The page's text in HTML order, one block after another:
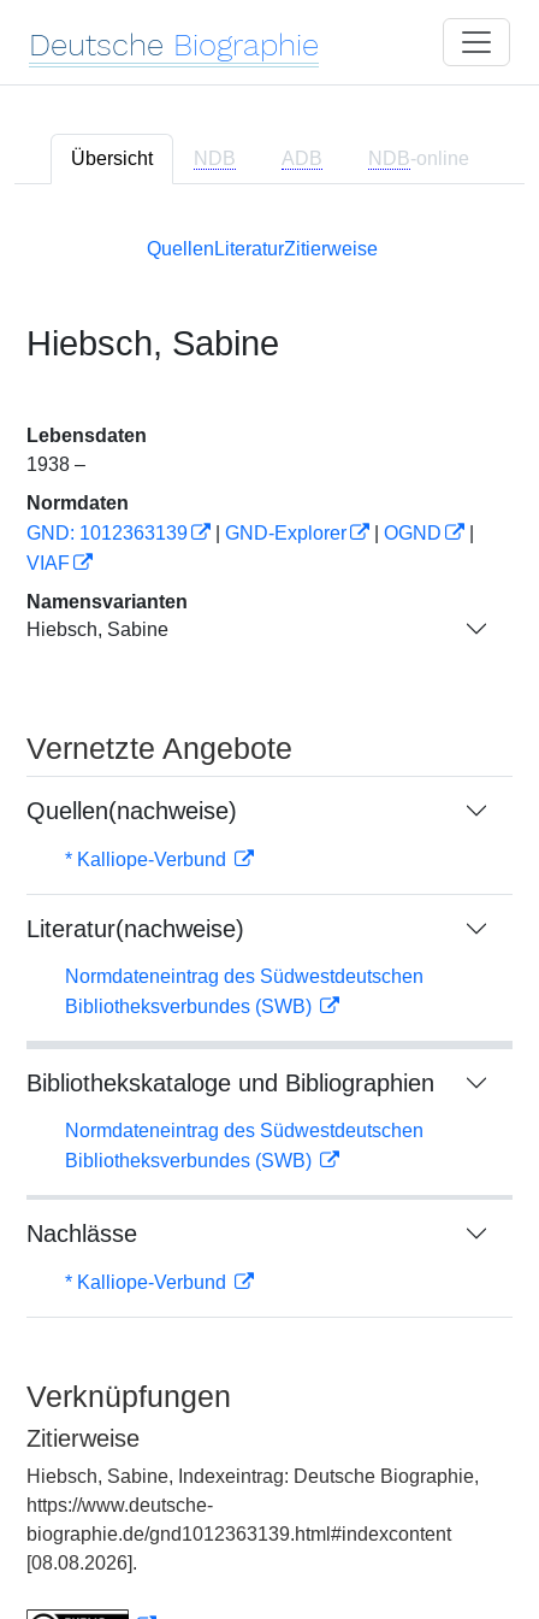
Deutsche Biographie
Übersicht NDB ADB NDB-online
Quellen LiteraturZitierweise
Hiebsch, Sabine
Lebensdaten
1938 –
Normdaten
GND: 1012363139
GND-Explorer OGND
VIAF
Namensvarianten
Hiebsch, Sabine
Vernetzte Angebote
Quellen(nachweise)
* Kalliope-Verbund
Literatur(nachweise)
Normdateneintrag des Südwestdeutschen
Bibliotheksverbundes (SWB)
Bibliothekskataloge und Bibliographien
Normdateneintrag des Südwestdeutschen
Bibliotheksverbundes (SWB)
Nachlässe
* Kalliope-Verbund
Verknüpfungen
Zitierweise
Hiebsch, Sabine, Indexeintrag: Deutsche Biographie,
https://www.deutsche-
biographie.de/gnd1012363139.html#indexcontent
[08.08.2026].